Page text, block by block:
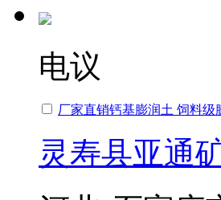
电议
厂家直销钙基膨润土 饲料
灵寿县亚通